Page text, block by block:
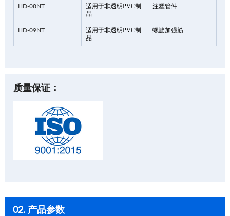
HD-08NT
适用于非透明PVC制
品
注塑管件
HD-09NT
适用于非透明PVC制
品
螺旋加强筋
质量保证：
02. 产品参数